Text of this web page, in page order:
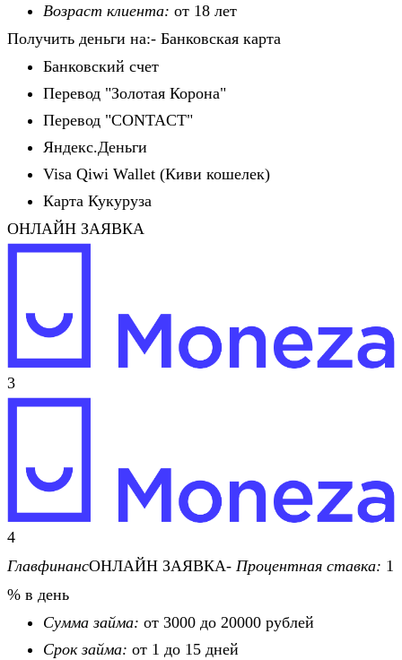
Возраст клиента: от 18 лет
Получить деньги на:- Банковская карта
Банковский счет
Перевод "Золотая Корона"
Перевод "CONTACT"
Яндекс.Деньги
Visa Qiwi Wallet (Киви кошелек)
Карта Кукуруза
ОНЛАЙН ЗАЯВКА
3
4
ГлавфинансОНЛАЙН ЗАЯВКА- Процентная ставка: 1
% в день
Сумма займа: от 3000 до 20000 рублей
Срок займа: от 1 до 15 дней